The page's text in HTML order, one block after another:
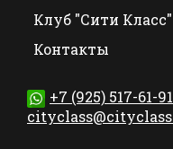
Клуб "Сити Класс"
Контакты
+7 (925) 517-61-91